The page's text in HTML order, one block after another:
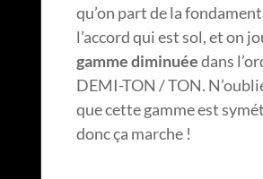
qu’on part de la
l’accord qui est sol, et on
gamme diminuéedans
DEMI-TON / TON.
que cette gamme est
donc ça marche !